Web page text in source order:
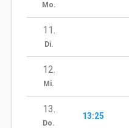
Mo.
11.
Di.
12.
Mi.
13.
Do.
13:25